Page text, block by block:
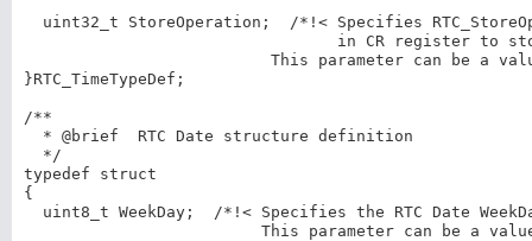
uint32_t StoreOperation;  /*!< Specifies
in CR register to
This parameter can be a
}RTC_TimeTypeDef;
/**
  * @brief  RTC Date structure definition
  */
typedef struct
{
uint8_t WeekDay;  /*!< Specifies the RTC Date
This parameter can be a